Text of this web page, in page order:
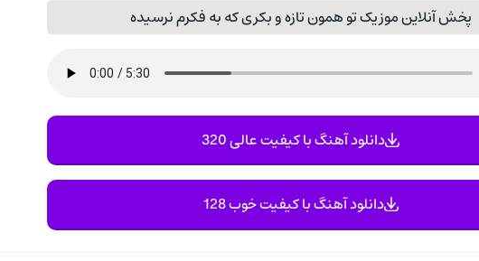
پخش آنلاین موزیک تو همون تازه و بکری که به فکرم نرسیده
دانلود آهنگ با کیفیت عالی 320
دانلود آهنگ با کیفیت خوب 128